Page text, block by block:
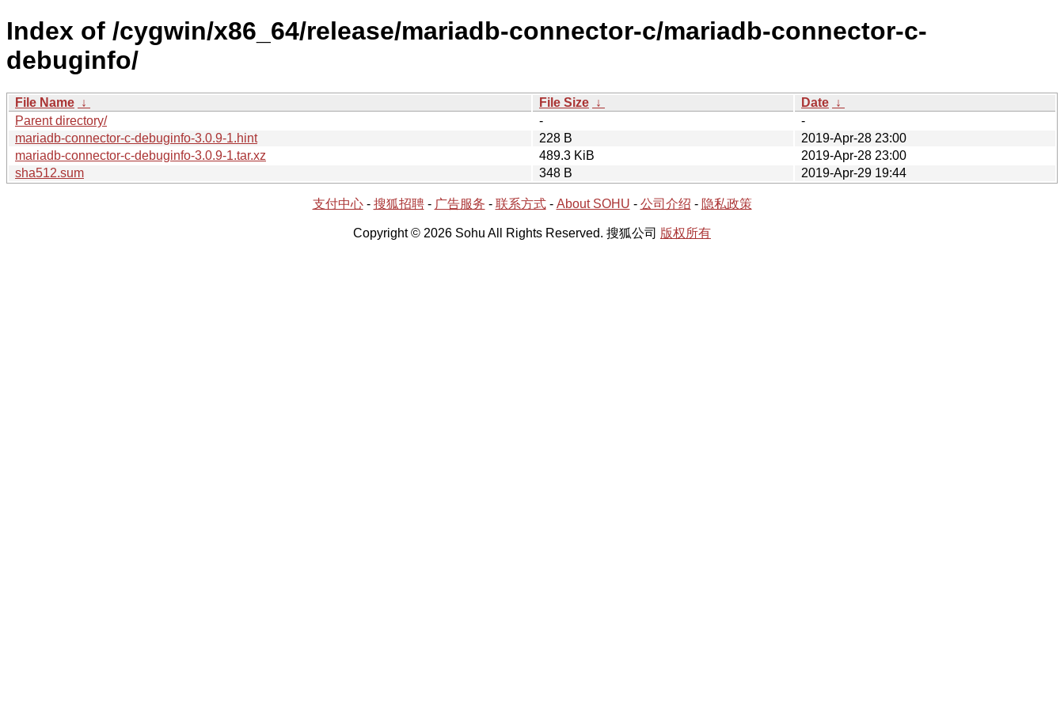
Index of /cygwin/x86_64/release/mariadb-connector-c/mariadb-connector-c-
debuginfo/
File Name ↓ File Size ↓ Date ↓
Parent directory/
-
-
mariadb-connector-c-debuginfo-3.0.9-1.hint
228 B
2019-Apr-28 23:00
mariadb-connector-c-debuginfo-3.0.9-1.tar.xz
489.3 KiB
2019-Apr-28 23:00
sha512.sum
348 B 2019-Apr-29 19:44
支付中心- 搜狐招聘- 广告服务 - 联系方式- About SOHU - 公司介绍 - 隐私政策
Copyright © 2026 Sohu All Rights Reserved. 搜狐公司 版权所有